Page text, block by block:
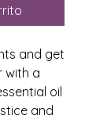
and get
with a
oil
and